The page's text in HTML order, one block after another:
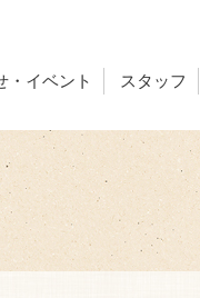
・イベント スタッフ